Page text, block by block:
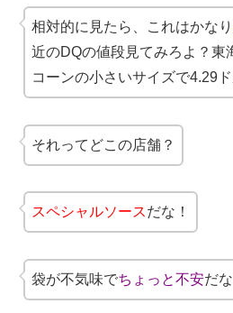
相対的に見たら、これはかなり
近のDQの値段見てみろよ？東
コーンの小さいサイズで4.29ド
それってどこの店舗？
スペシャルソースだな！
袋が不気味でちょっと不安だ